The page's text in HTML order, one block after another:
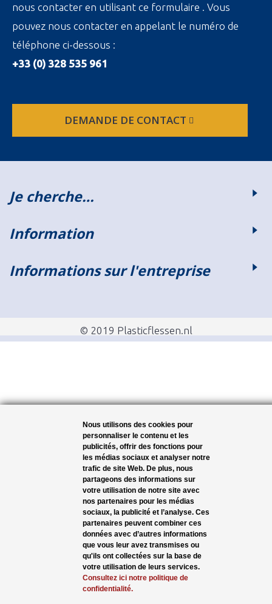
nous contacter en utilisant ce formulaire . Vous
pouvez nous contacter en appelant le numéro de
téléphone ci-dessous :
+33 (0) 328 535 961
DEMANDE DE CONTACT
Je cherche…
Information
Informations sur l'entreprise
© 2019 Plasticflessen.nl
Nous utilisons des cookies pour
personnaliser le contenu et les
publicités, offrir des fonctions pour
les médias sociaux et analyser notre
trafic de site Web. De plus, nous
partageons des informations sur
votre utilisation de notre site avec
nos partenaires pour les médias
sociaux, la publicité et l’analyse. Ces
partenaires peuvent combiner ces
données avec d’autres informations
que vous leur avez transmises ou
qu'ils ont collectées sur la base de
votre utilisation de leurs services.
Consultez ici notre politique de
confidentialité.